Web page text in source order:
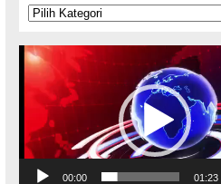
Kategori
Pemutar
Video
00:00 01:23